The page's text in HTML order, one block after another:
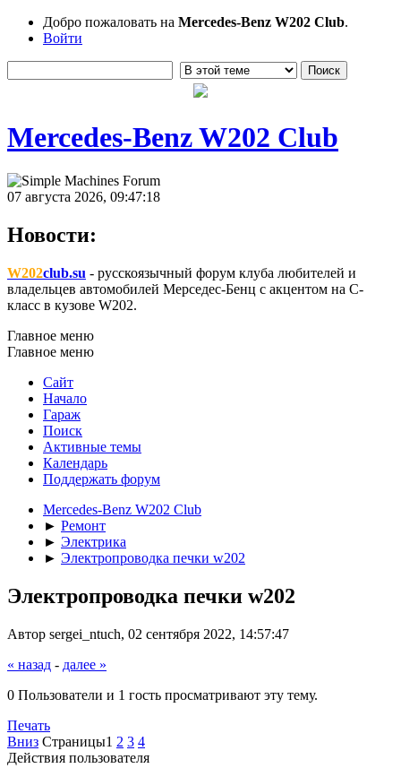
Добро пожаловать на Mercedes-Benz W202 Club.
Войти
Mercedes-Benz W202 Club
07 августа 2026, 09:47:18
Новости:
W202club.su - русскоязычный форум клуба любителей и
владельцев автомобилей Мерседес-Бенц с акцентом на C-
класс в кузове W202.
Главное меню
Главное меню
Сайт
Начало
Гараж
Поиск
Активные темы
Календарь
Поддержать форум
Mercedes-Benz W202 Club
► Ремонт
► Электрика
► Электропроводка печки w202
Электропроводка печки w202
Автор sergei_ntuch, 02 сентября 2022, 14:57:47
« назад - далее »
0 Пользователи и 1 гость просматривают эту тему.
Печать
Вниз Страницы1 2 3 4
Действия пользователя